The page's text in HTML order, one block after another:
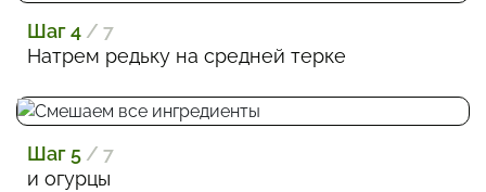
Шаг 4 / 7
Натрем редьку на средней терке
Шаг 5 / 7
и огурцы